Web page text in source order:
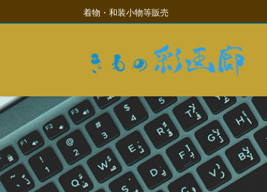
ン
に
移
ビ
ョ
ン
移
動
着物・和装小物等販売